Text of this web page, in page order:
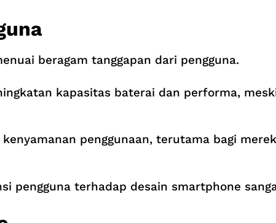
beragam tanggapan dari pengguna.
kapasitas baterai dan performa,
penggunaan, terutama bagi
pengguna terhadap desain smartphone